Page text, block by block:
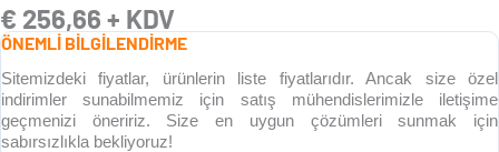
€ 256,66 + KDV
ÖNEMLİ BİLGİLENDİRME
Sitemizdeki fiyatlar, ürünlerin liste fiyatlarıdır. Ancak size özel
indirimler sunabilmemiz için satış mühendislerimizle iletişime
geçmenizi öneririz. Size en uygun çözümleri sunmak için
sabırsızlıkla bekliyoruz!